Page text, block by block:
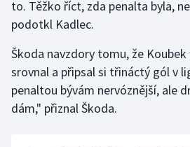
to. Těžko říct, zda penalta byla,
podotkl Kadlec.
Škoda navzdory tomu, že
srovnal a připsal si třináctý gól v
penaltou bývám nervóznější, ale
dám," přiznal Škoda.